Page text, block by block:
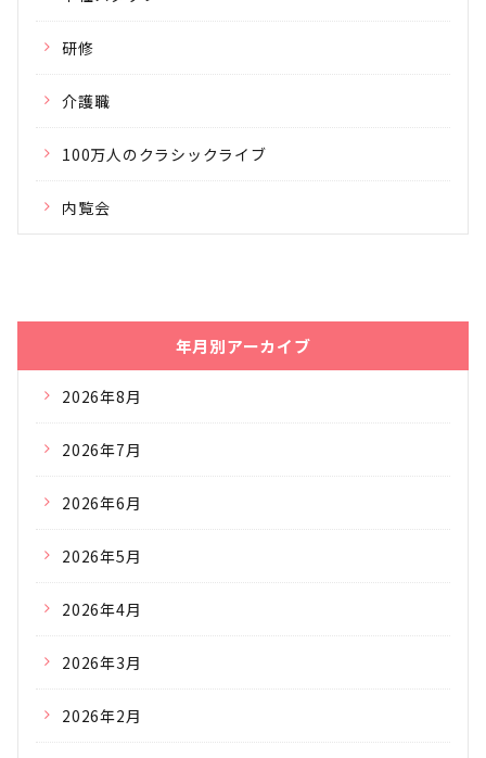
研修
介護職
100万人のクラシックライブ
内覧会
年月別アーカイブ
2026年8月
2026年7月
2026年6月
2026年5月
2026年4月
2026年3月
2026年2月